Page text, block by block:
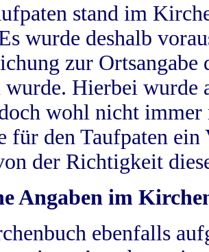
stand im
wurde deshalb
zur
wurde. Hierbei wurde
wohl nicht
für den Taufpaten
der Richtigkeit
Angaben im
ebenfalls